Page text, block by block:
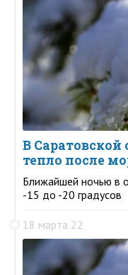
В Саратовской
тепло после
Ближайшей ночью в
-15 до -20 градусов
18 марта 22